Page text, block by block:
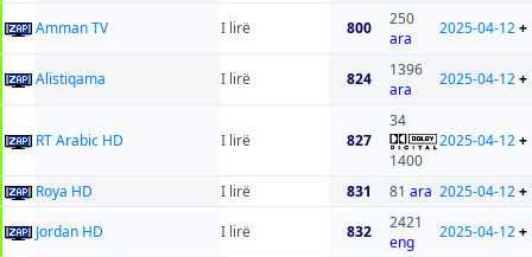
Amman TV I lirë 800
250
ara
2025-04-12+
Alistiqama I lirë 824
1396
ara
2025-04-12+
RT Arabic HD I lirë 827
34
1400
2025-04-12+
Roya HD I lirë 831 81 ara 2025-04-12+
Jordan HD
I lirë 832
2421
eng
2025-04-12+